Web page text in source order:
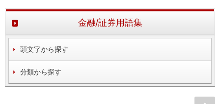
金融/証券用語集
頭文字から探す
分類から探す